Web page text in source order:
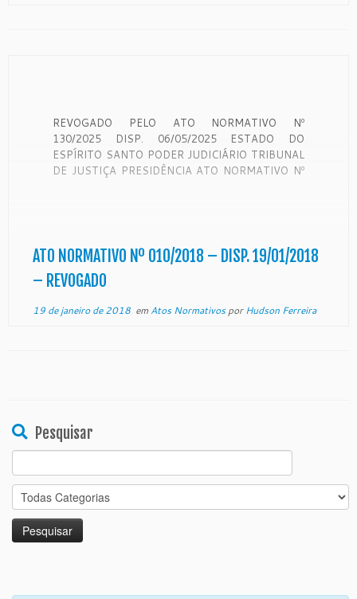
REVOGADO PELO ATO NORMATIVO Nº
130/2025 DISP. 06/05/2025 ESTADO DO
ESPÍRITO SANTO PODER JUDICIÁRIO TRIBUNAL
DE JUSTIÇA PRESIDÊNCIA ATO NORMATIVO Nº
123/2016. […]
ATO NORMATIVO Nº 010/2018 – DISP. 19/01/2018
– REVOGADO
19 de janeiro de 2018em Atos NormativosporHudson Ferreira
Pesquisar
for: